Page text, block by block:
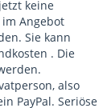
keine
Angebot
Sie kann
. Die
also
PayPal. Seriöse